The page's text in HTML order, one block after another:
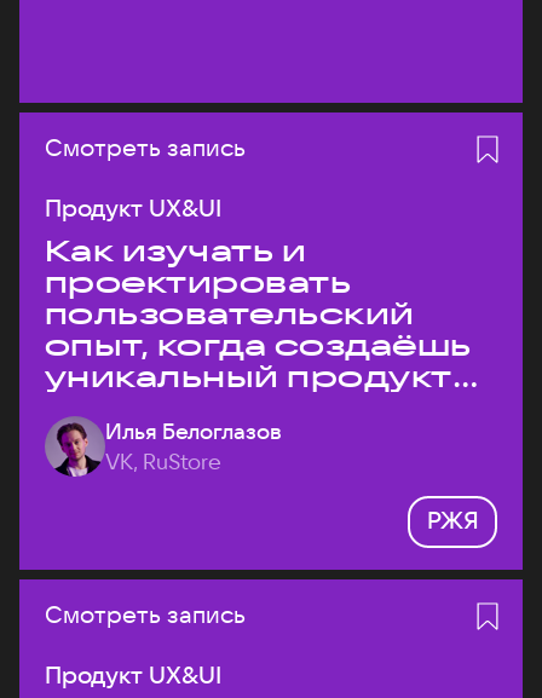
Смотреть запись
Продукт UX&UI
Как изучать и
проектировать
пользовательский
опыт, когда создаёшь
уникальный продукт
на рынке?
Илья Белоглазов
VK, RuStore
РЖЯ
Смотреть запись
Продукт UX&UI